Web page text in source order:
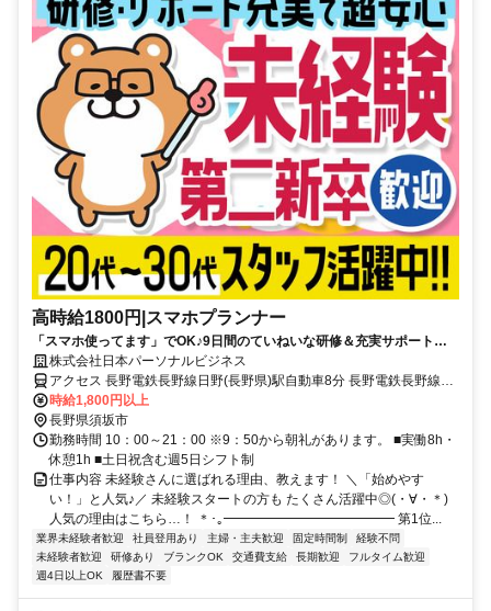
高時給1800円|スマホプランナー
「スマホ使ってます」でOK♪9日間のていねいな研修＆充実サポートあ
り！社員登用前提★まずは派遣で働きながら自分に合う職場か確認でき
るから安心◎
株式会社日本パーソナルビジネス
アクセス 長野電鉄長野線日野(長野県)駅自動車8分 長野電鉄長野線村
山(長野県)駅自動車6分 長野電鉄長野線須坂駅自動車12分 長野電鉄長
野線柳原(長野県)駅自動車12分 長野電鉄長野線北須坂駅自動車14分
時給1,800円以上
長野県須坂市
勤務時間 10：00～21：00 ※9：50から朝礼があります。 ■実働8h・
休憩1h ■土日祝含む週5日シフト制
仕事内容 未経験さんに選ばれる理由、教えます！ ＼「始めやす
い！」と人気♪／ 未経験スタートの方も たくさん活躍中◎(・∀・＊)
人気の理由はこちら…！ ＊･｡━━━━━━━━━━━━━ 第1位...
業界未経験者歓迎 社員登用あり 主婦・主夫歓迎 固定時間制
経験不問
未経験者歓迎
研修あり ブランクOK 交通費支給 長期歓迎
フルタイム歓迎
週4日以上OK
履歴書不要